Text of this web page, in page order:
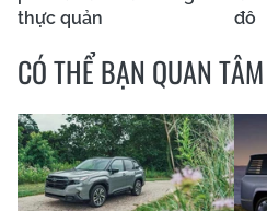
thực quản
đô
CÓ THỂ BẠN QUAN TÂM